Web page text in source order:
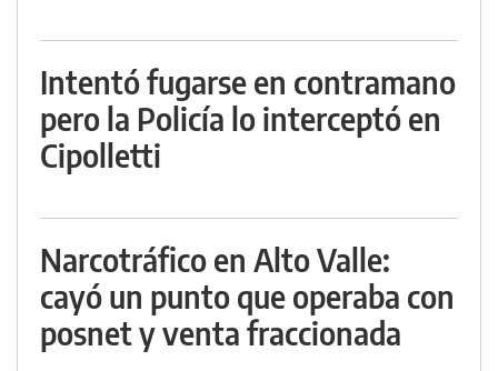
Intentó fugarse en contramano
pero la Policía lo interceptó en
Cipolletti
Narcotráfico en Alto Valle:
cayó un punto que operaba con
posnet y venta fraccionada